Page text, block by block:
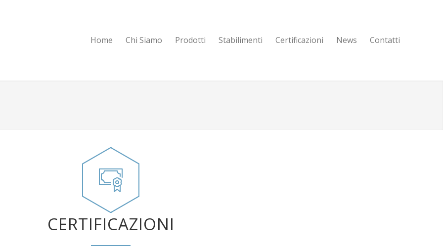
Home Chi Siamo Prodotti Stabilimenti Certificazioni News Contatti
CERTIFICAZIONI